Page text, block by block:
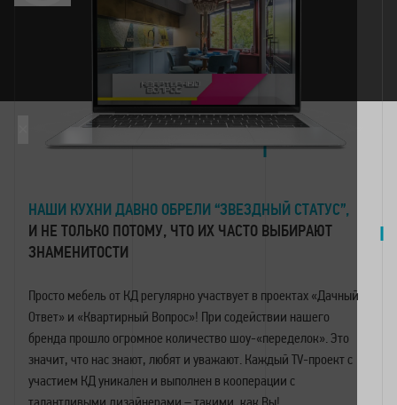
НАШИ КУХНИ ДАВНО ОБРЕЛИ “ЗВЕЗДНЫЙ СТАТУС”,
И НЕ ТОЛЬКО ПОТОМУ, ЧТО ИХ ЧАСТО ВЫБИРАЮТ
ЗНАМЕНИТОСТИ
Просто мебель от КД регулярно участвует в проектах «Дачный
Ответ» и «Квартирный Вопрос»! При содействии нашего
бренда прошло огромное количество шоу-«переделок». Это
значит, что нас знают, любят и уважают. Каждый TV-проект с
участием КД уникален и выполнен в кооперации с